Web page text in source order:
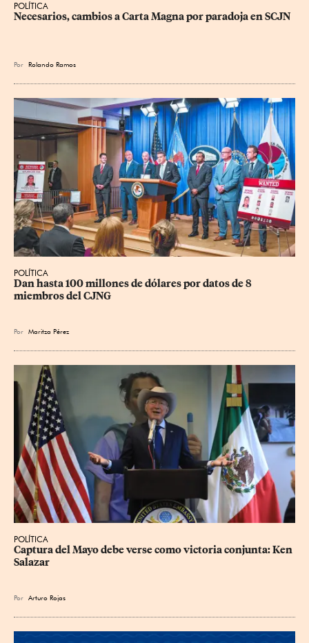
POLÍTICA
Necesarios, cambios a Carta Magna por paradoja en SCJN
Por Rolando Ramos
POLÍTICA
Dan hasta 100 millones de dólares por datos de 8
miembros del CJNG
Por Maritza Pérez
POLÍTICA
Captura del Mayo debe verse como victoria conjunta: Ken
Salazar
Por Arturo Rojas